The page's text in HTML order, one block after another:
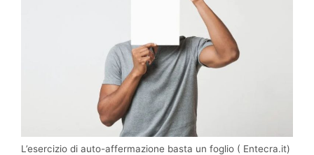
L’esercizio di auto-affermazione basta un foglio ( Entecra.it)